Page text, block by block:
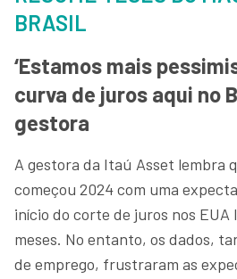
BRASIL
‘Estamos mais
curva de juros aqui no
gestora
A gestora da Itaú Asset lembra
começou 2024 com uma
início do corte de juros nos EUA
meses. No entanto, os dados,
de emprego, frustraram as